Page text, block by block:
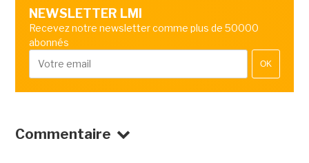
NEWSLETTER LMI
Recevez notre newsletter comme plus de 50000
abonnés
OK
Commentaire